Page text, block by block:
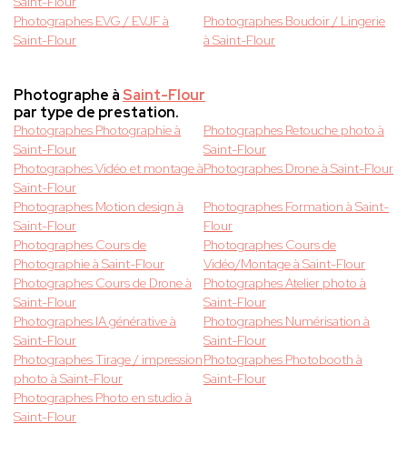
Photographes EVG / EVJF à
Saint-Flour
Photographes Boudoir / Lingerie
à Saint-Flour
Photographe à Saint-Flour
par type de prestation.
Photographes Photographie à
Saint-Flour
Photographes Retouche photo à
Saint-Flour
Photographes Vidéo et montage à
Saint-Flour
Photographes Drone à Saint-Flour
Photographes Motion design à
Saint-Flour
Photographes Formation à Saint-
Flour
Photographes Cours de
Photographie à Saint-Flour
Photographes Cours de
Vidéo/Montage à Saint-Flour
Photographes Cours de Drone à
Saint-Flour
Photographes Atelier photo à
Saint-Flour
Photographes IA générative à
Saint-Flour
Photographes Numérisation à
Saint-Flour
Photographes Tirage / impression
photo à Saint-Flour
Photographes Photobooth à
Saint-Flour
Photographes Photo en studio à
Saint-Flour